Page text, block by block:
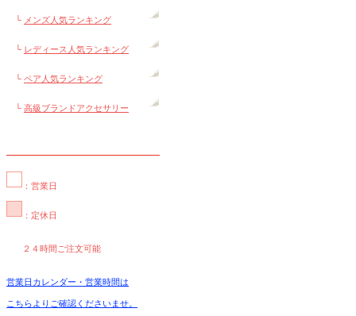
└ メンズ人気ランキング
└ レディース人気ランキング
└ ペア人気ランキング
└ 高級ブランドアクセサリー
：営業日
：定休日
２４時間ご注文可能
営業日カレンダー・営業時間は
こちらよりご確認くださいませ。